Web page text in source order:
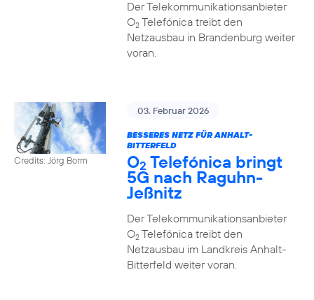
Der Telekommunikationsanbieter
O2Telefónica treibt den
Netzausbau in Brandenburg weiter
voran.
Credits: Jörg Borm
03. Februar 2026
BESSERES NETZ FÜR ANHALT-
BITTERFELD
O2 Telefónica bringt
5G nach Raguhn-
Jeßnitz
Der Telekommunikationsanbieter
O2Telefónica treibt den
Netzausbau im Landkreis Anhalt-
Bitterfeld weiter voran.